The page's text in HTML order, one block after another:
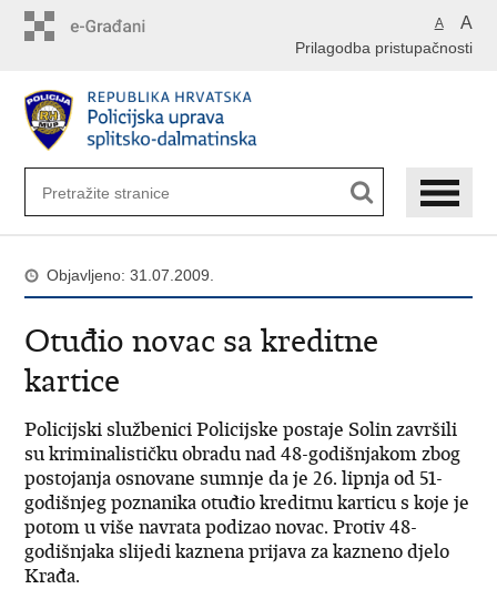
A A
Prilagodba pristupačnosti
Objavljeno: 31.07.2009.
Otuđio novac sa kreditne
kartice
Policijski službenici Policijske postaje Solin završili
su kriminalističku obradu nad 48-godišnjakom zbog
postojanja osnovane sumnje da je 26. lipnja od 51-
godišnjeg poznanika otuđio kreditnu karticu s koje je
potom u više navrata podizao novac. Protiv 48-
godišnjaka slijedi kaznena prijava za kazneno djelo
Krađa.